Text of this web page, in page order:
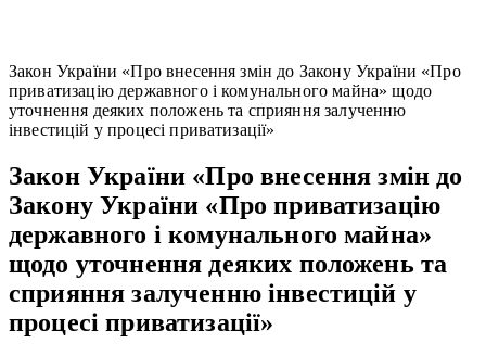
Закон України «Про внесення змін до Закону України «Про
приватизацію державного і комунального майна» щодо
уточнення деяких положень та сприяння залученню
інвестицій у процесі приватизації»
Закон України «Про внесення змін до
Закону України «Про приватизацію
державного і комунального майна»
щодо уточнення деяких положень та
сприяння залученню інвестицій у
процесі приватизації»